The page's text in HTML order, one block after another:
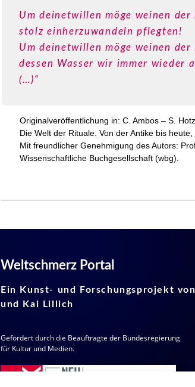
Um deinetwillen möge weinen
stolz einherzuwandeln pflegten!
Um deinetwillen möge weinen
dessen Wasser wir immer wieder
(…)“
Originalveröffentlichung in: C. Ambos – S.
Die Welt der Rituale. Von der Antike bis
Mit freundlicher Genehmigung des Autors:
Wissenschaftliche Buchgesellschaft (wbg).
Weltschmerz Portal
Ein Kunst- und Forschungsprojekt
und Kai Lillich
Gefördert durch die Beauftragte der Bundesregierung
für Kultur und Medien.